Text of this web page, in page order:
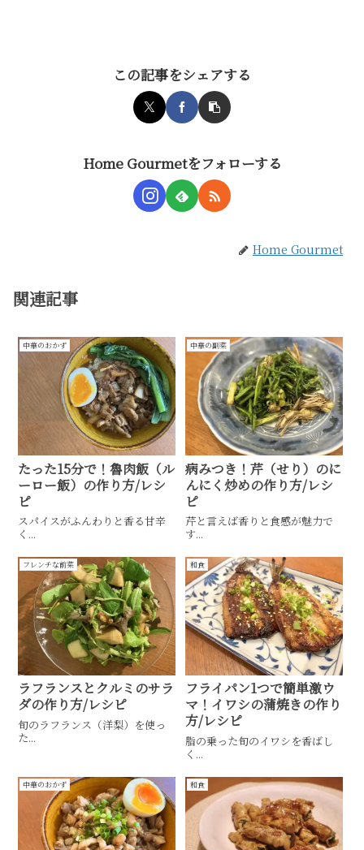
この記事をシェアする
Home Gourmetをフォローする
Home Gourmet
関連記事
中華のおかず
たった15分で！魯肉飯（ル
ーロー飯）の作り方/レシ
ピ
スパイスがふんわりと香る甘辛
く...
中華の副菜
病みつき！芹（せり）のに
んにく炒めの作り方/レシ
ピ
芹と言えば香りと食感が魅力で
す...
フレンチな前菜
ラフランスとクルミのサラ
ダの作り方/レシピ
旬のラフランス（洋梨）を使っ
た...
和食
フライパン1つで簡単激ウ
マ！イワシの蒲焼きの作り
方/レシピ
脂の乗った旬のイワシを香ばし
く...
中華のおかず 和食